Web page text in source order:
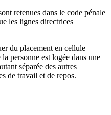
retenues dans le code pénale
les lignes directrices
du placement en cellule
personne est logée dans une
séparée des autres
de travail et de repos.